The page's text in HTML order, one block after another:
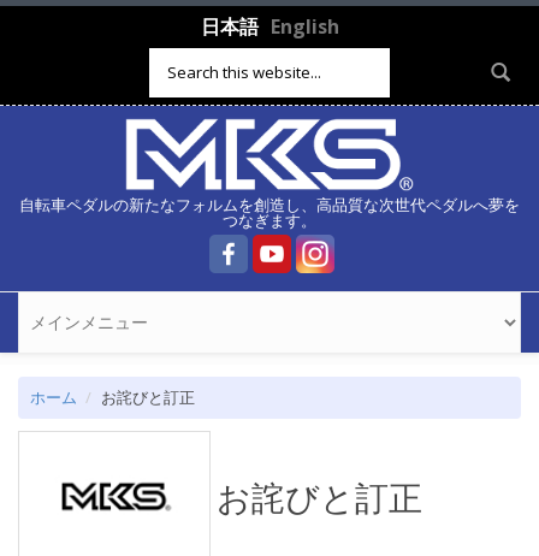
メインコンテンツに移動日本語 English
検索フォーム
自転車ペダルの新たなフォルムを創造し、高品質な次世代ペダルへ夢を
つなぎます。
ホーム お詫びと訂正
お詫びと訂正